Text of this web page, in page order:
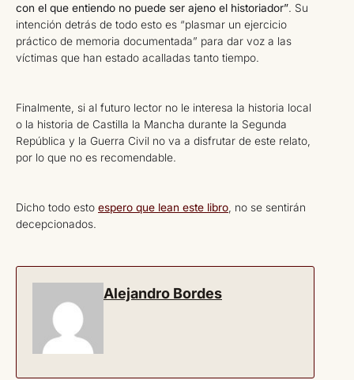
con el que entiendo no puede ser ajeno el historiador”. Su
intención detrás de todo esto es “plasmar un ejercicio
práctico de memoria documentada” para dar voz a las
víctimas que han estado acalladas tanto tiempo.
Finalmente, si al futuro lector no le interesa la historia local
o la historia de Castilla la Mancha durante la Segunda
República y la Guerra Civil no va a disfrutar de este relato,
por lo que no es recomendable.
Dicho todo esto espero que lean este libro, no se sentirán
decepcionados.
Alejandro Bordes